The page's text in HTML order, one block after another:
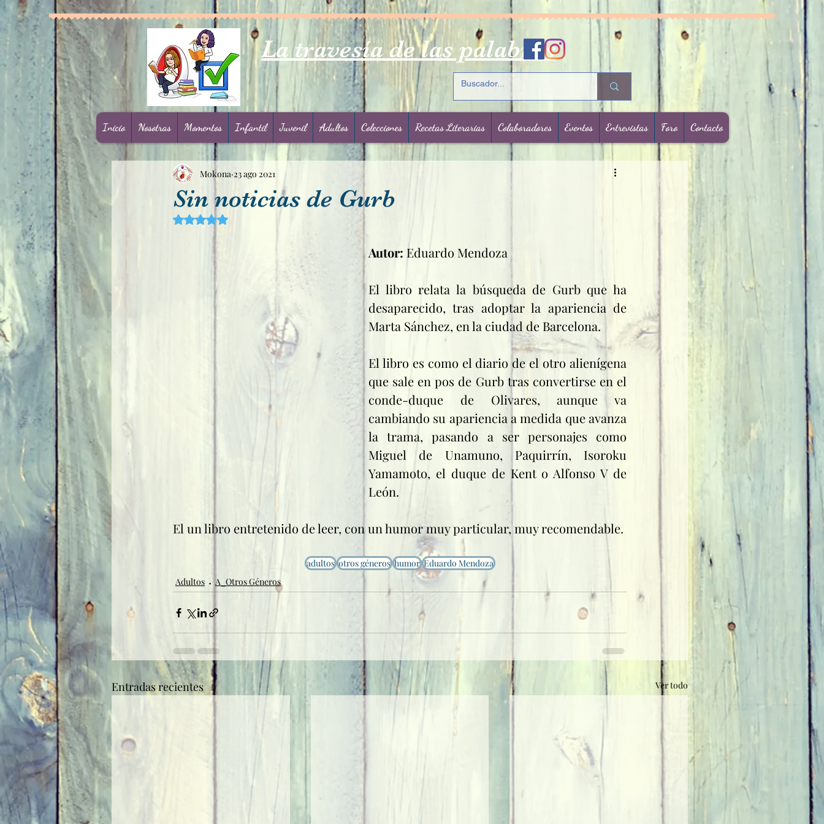
La travesía de las palabras
Inicio Nosotras Momentos Infantil Juvenil Adultos Colecciones Recetas Literarias Colaboradores Eventos Entrevistas Foro Contacto
Sin noticias de Gurb
Mokona 23 ago 2021
Obtuvo NaN de 5 estrellas.
Autor: Eduardo Mendoza
El libro relata la búsqueda de Gurb que ha
Marta Sánchez, en la ciudad de Barcelona.
​El libro es como el diario de el otro alienígena
conde-duque de Olivares, aunque va
cambiando su apariencia a medida que avanza
Miguel de Unamuno, Paquirrín, Isoroku
Yamamoto, el duque de Kent o Alfonso V de
León.
El un libro entretenido de leer, con un humor muy particular, muy recomendable.
adultos otros géneros humor Eduardo Mendoza
Adultos
A_Otros Géneros
Entradas recientes Ver todo